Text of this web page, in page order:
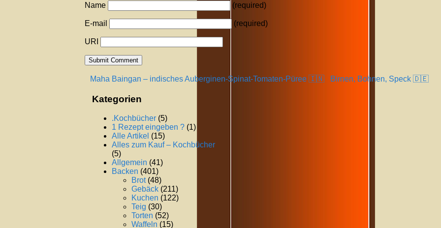
Name (required)
E-mail (required)
URI
Maha Baingan – indisches Auberginen-Spinat-Tomaten-Püree 🇮🇳 Birnen, Bohnen, Speck 🇩🇪
Kategorien
.Kochbücher (5)
1 Rezept eingeben ? (1)
Alle Artikel (15)
Alles zum Kauf – Kochbücher
(5)
Allgemein (41)
Backen (401)
Brot(48)
Gebäck (211)
Kuchen (122)
Teig (30)
Torten (52)
Waffeln (15)